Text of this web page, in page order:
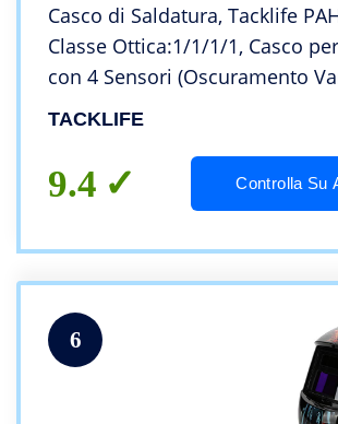
Casco di Saldatura, Tacklife
Classe Ottica:1/1/1/1, Casco
con 4 Sensori (Oscuramento
8/9-13) per Applicazioni Varie di
TACKLIFE
9.4 Controlla Su
6